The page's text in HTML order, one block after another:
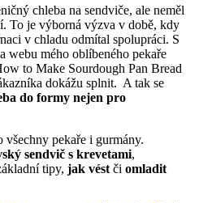
chleba na sendviče, ale neměl
To je výborná výzva v době, kdy
v chladu odmítal spolupráci. S
webu mého oblíbeného pekaře
to Make Sourdough Pan Bread
dokážu splnit. A tak se
do formy nejen pro
pekaře i gurmány.
sendvič s krevetami,
tipy, jak vést či omladit